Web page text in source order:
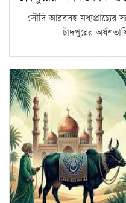
সৌদি আরবসহ মধ্যপ্রাচ্যের
চাঁদপুরের